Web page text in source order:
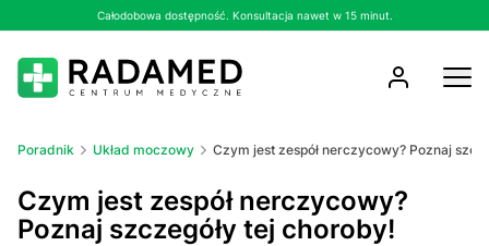
Całodobowa dostępność. Konsultacja nawet w 15 minut.
Poradnik Układ moczowy Czym jest zespół nerczycowy? Poznaj
Czym jest zespół nerczycowy?
Poznaj szczegóły tej choroby!